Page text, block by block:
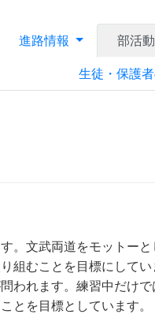
進路情報 部活動
生徒・保護
。文武両道をモットー
組むことを目標にしてい
われます。練習中だけ
とを目標としています。